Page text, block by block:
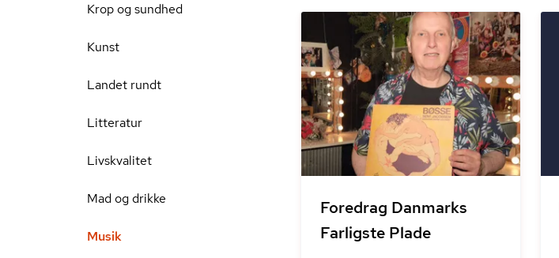
Krop og sundhed
Kunst
Landet rundt
Litteratur
Livskvalitet
Mad og drikke
Musik
Foredrag Danmarks
Farligste Plade